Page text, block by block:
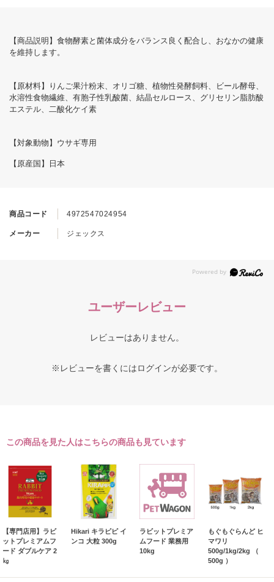
商品コード 4972547024954
メーカー ジェックス
【商品説明】食物酵素と菌体成分をバランス良く配合し、おなかの健康
を維持します。
【原材料】りんご果汁粉末、オリゴ糖、植物性発酵飼料、ビール酵母、
水溶性食物繊維、有胞子性乳酸菌、結晶セルロース、グリセリン脂肪酸
エステル、二酸化ケイ素
【対象動物】ウサギ専用
【原産国】日本
ユーザーレビュー
レビューはありません。
※レビューを書くにはログインが必要です。
この商品を見た人はこちらの商品も見ています
【専門店用】ラビ
ットプレミアムフ
ード ダブルケア 2
㎏
Hikari キラピピ イ
ンコ 大粒 300g
ラビットプレミア
ムフード 業務用
10kg
もぐもぐらんど ヒ
マワリ
500g/1kg/2kg （
500g ）